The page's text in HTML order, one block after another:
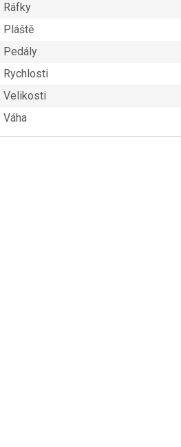
Ráfky
Pláště
Pedály
Rychlosti
Velikosti
Váha